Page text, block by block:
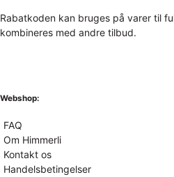
Rabatkoden kan bruges på varer til
kombineres med andre tilbud.
Webshop:
FAQ
Om Himmerli
Kontakt os
Handelsbetingelser